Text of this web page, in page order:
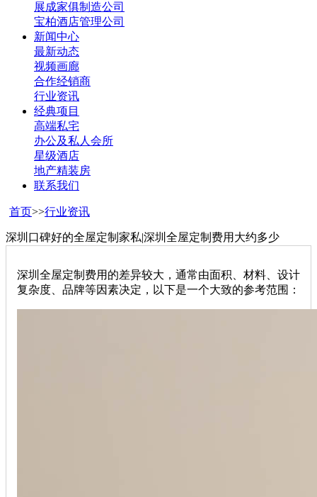
展成家俱制造公司
宝柏酒店管理公司
新闻中心
最新动态
视频画廊
合作经销商
行业资讯
经典项目
高端私宅
办公及私人会所
星级酒店
地产精装房
联系我们
首页>>行业资讯
深圳口碑好的全屋定制家私|深圳全屋定制费用大约多少
深圳全屋定制费用的差异较大，通常由面积、材料、设计
复杂度、品牌等因素决定，以下是一个大致的参考范围：